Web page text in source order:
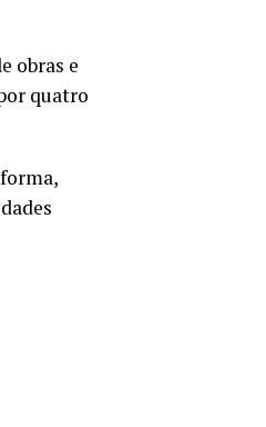
obras e
quatro